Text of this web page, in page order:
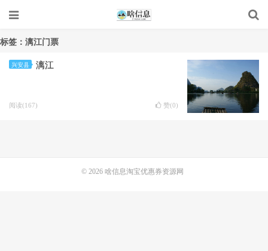
标签：漓江门票
兴安县 漓江
阅读(167) 赞(0)
© 2026 啥信息淘宝优惠券资源网